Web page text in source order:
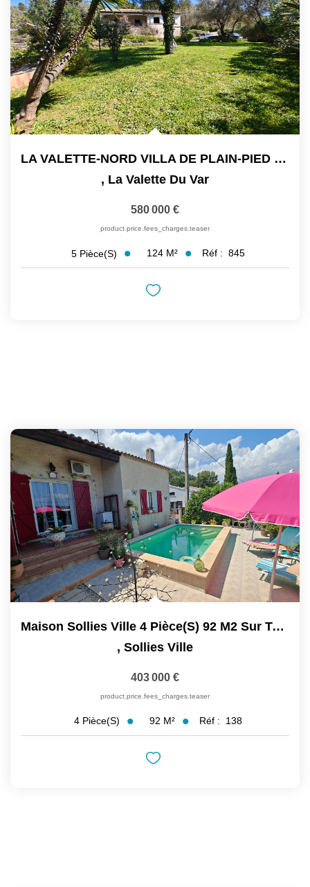
LA VALETTE-NORD VILLA DE PLAIN-PIED 5 PIECES 124M2 SUR...
, La Valette Du Var
580 000 €
product.price.fees_charges.teaser
5 Pièce(s) 124 M² Réf : 845
Maison Sollies Ville 4 Pièce(s) 92 M2 Sur Terrain 430 M2
, Sollies Ville
403 000 €
product.price.fees_charges.teaser
4 Pièce(s) 92 M² Réf : 138